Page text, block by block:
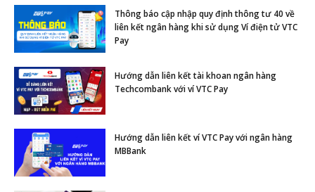
Thông báo cập nhập quy định thông tư 40 về
liên kết ngân hàng khi sử dụng Ví điện tử VTC
Pay
Hướng dẫn liên kết tài khoan ngân hàng
Techcombank với ví VTC Pay
Hướng dẫn liên kết ví VTC Pay với ngân hàng
MBBank